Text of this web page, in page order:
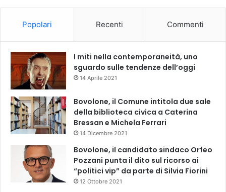
Popolari Recenti Commenti
I miti nella contemporaneità, uno
sguardo sulle tendenze dell’oggi
14 Aprile 2021
Bovolone, il Comune intitola due sale
della biblioteca civica a Caterina
Bressan e Michela Ferrari
14 Dicembre 2021
Bovolone, il candidato sindaco Orfeo
Pozzani punta il dito sul ricorso ai
“politici vip” da parte di Silvia Fiorini
12 Ottobre 2021